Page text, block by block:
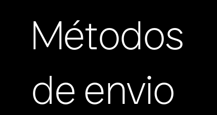
Métodos
de envio